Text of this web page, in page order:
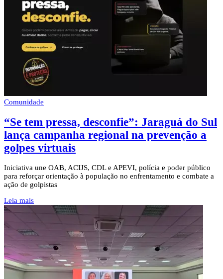
Comunidade
“Se tem pressa, desconfie”: Jaraguá do Sul
lança campanha regional na prevenção a
golpes virtuais
Iniciativa une OAB, ACIJS, CDL e APEVI, polícia e poder público
para reforçar orientação à população no enfrentamento e combate a
ação de golpistas
Leia mais